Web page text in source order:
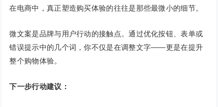
在电商中，真正塑造购买体验的往往是那些最微小的细节。
微文案是品牌与用户行动的接触点。通过优化按钮、表单或
错误提示中的几个词，你不仅是在调整文字——更是在提升
整个购物体验。
下一步行动建议：